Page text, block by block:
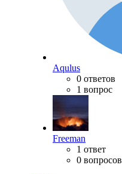
Aqulus
0 ответов
1 вопрос
Freeman
1 ответ
0 вопросов